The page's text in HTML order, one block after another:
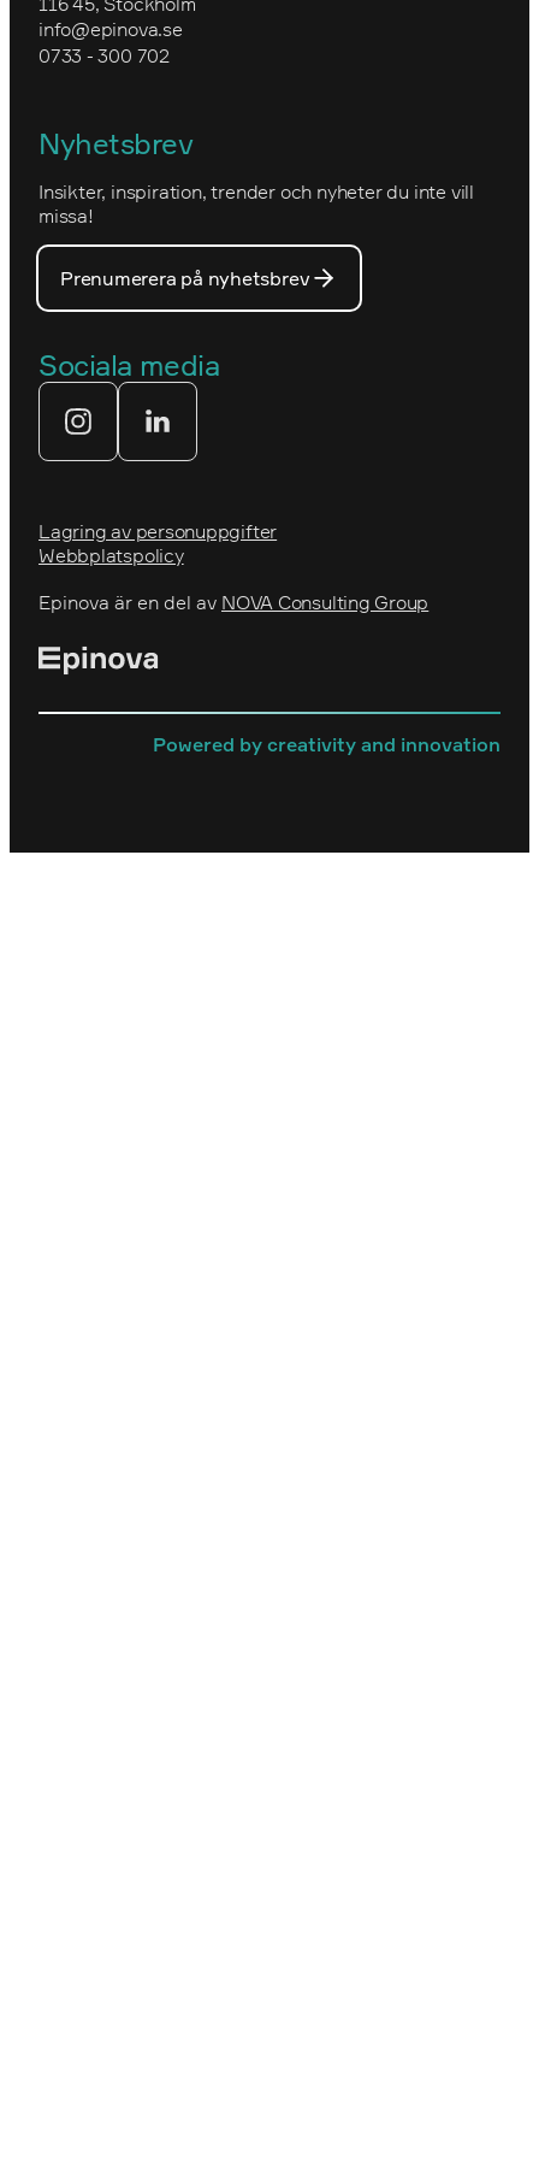
Granngården
IVA
Norwegian
Optimizelys webb
Prins Daniels Fellowship
Tekniksprånget
Hur vi arbetar
Nova Consulting Group
Utmärkelser
Våra medarbetare
Våra partners
info@epinova.se
0733 - 300 702
Nyhetsbrev
Insikter, inspiration, trender och nyheter du inte vill
missa!
Prenumerera på nyhetsbrev
Sociala media
Lagring av personuppgifter
Webbplatspolicy
Epinova är en del av NOVA Consulting Group
Powered by creativity and innovation